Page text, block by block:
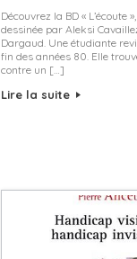
Découvrez la BD « L’écoute
dessinée par Aleksi
Dargaud. Une étudiante
fin des années 80. Elle
contre un […]
Lire la suite